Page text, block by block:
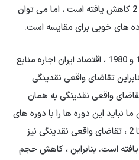
نقدینگی واقعی قبلاً در مقایسه با 2 کاهش یافته است ، اما می توان
های خوبی برای مقایسه است.
استاد دانشگاه گفت: در دهه 1980 و 1980 ، اقتصاد ایران اجاره منابع
تقاضای واقعی نقدینگی
واقعی نقدینگی به همان
ما نباید این دوره ها را با دوره های
دیگر مقایسه کنیم. در سالهای 1 تا 2 ، تقاضای واقعی نقدینگی نیز
یافته است. بنابراین ، کاهش حجم